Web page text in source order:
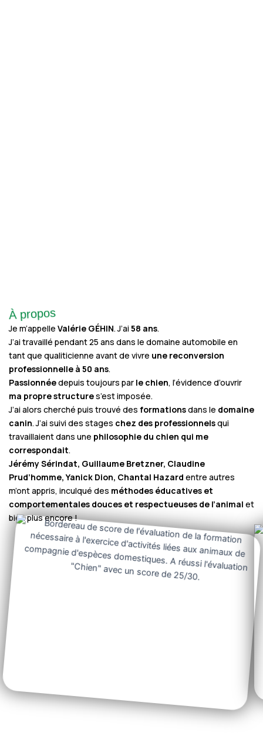
À propos
Je m’appelle Valérie GÉHIN. J’ai 58 ans.
J’ai travaillé pendant 25 ans dans le domaine automobile en
tant que qualiticienne avant de vivre une reconversion
professionnelle à 50 ans.
Passionnéedepuis toujours par le chien, l’évidence d’ouvrir
ma propre structures’est imposée.
J’ai alors cherché puis trouvé des formationsdans le domaine
canin. J’ai suivi des stages chez des professionnelsqui
travaillaient dans une philosophie du chien qui me
correspondait.
Jérémy Sérindat, Guillaume Bretzner, Claudine
Prud’homme, Yanick Dion, Chantal Hazard entre autres
m’ont appris, inculqué des méthodes éducatives et
comportementales douces et respectueuses de l’animal et
bien plus encore !